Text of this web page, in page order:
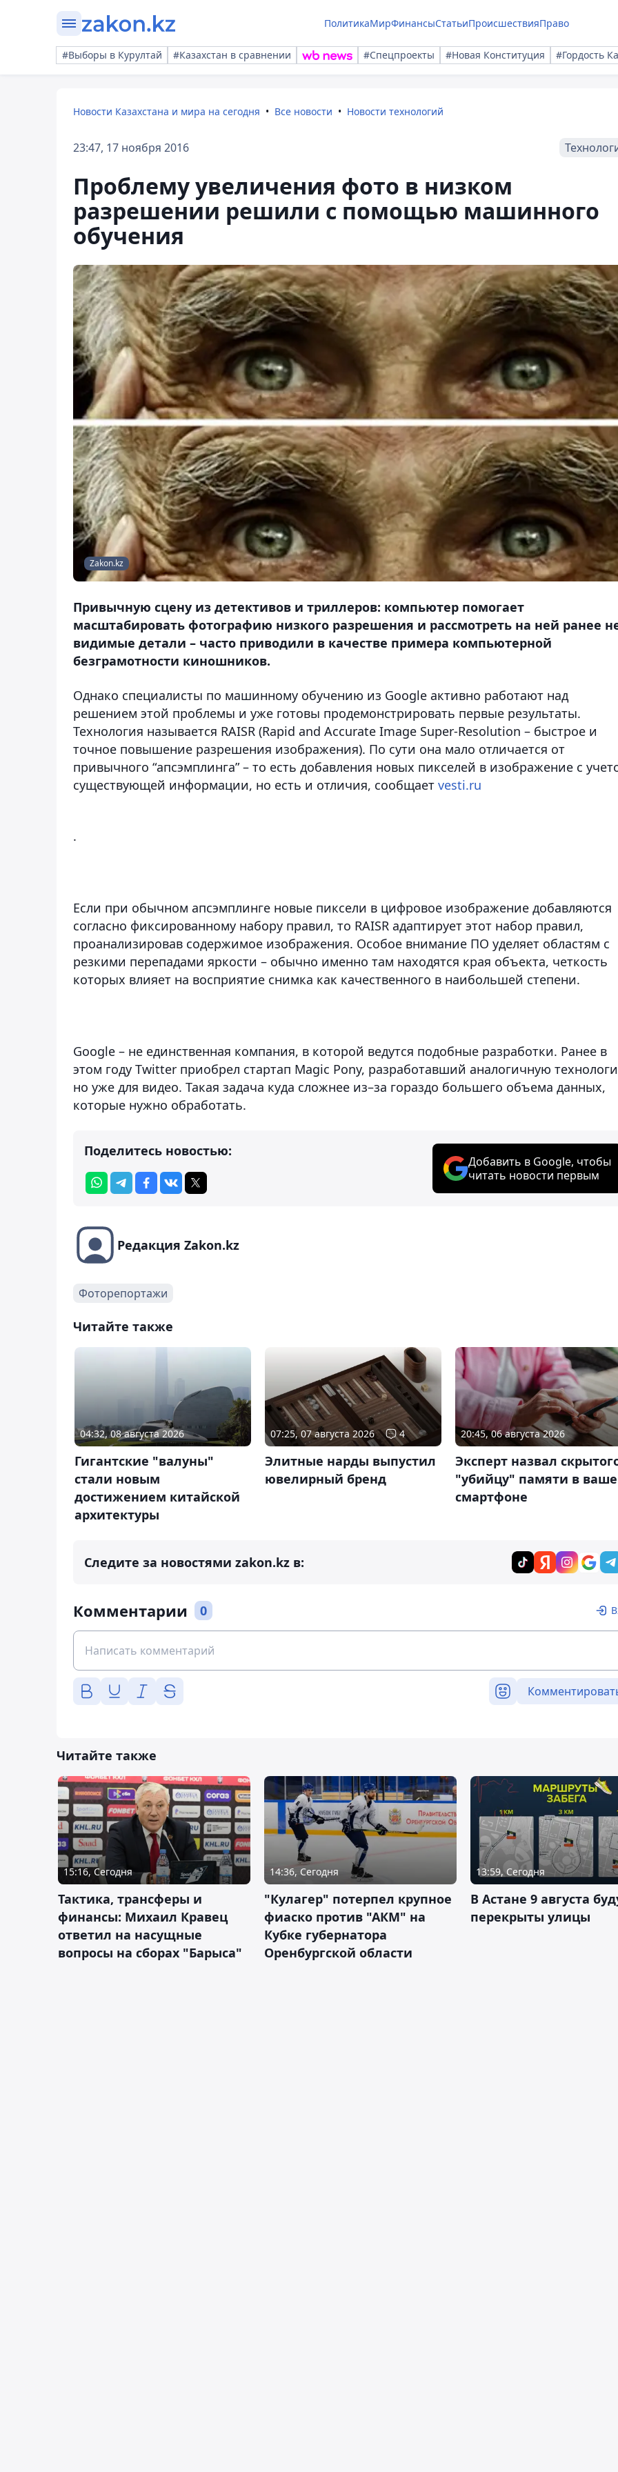
ПолитикаМирФинансыСтатьиПроисшествияПраво
#Выборы в Курултай #Казахстан в сравнении #Спецпроекты #Новая Конституция #Гордость
Новости Казахстана и мира на сегодня Все новости Новости технологий
23:47, 17 ноября 2016
Проблему увеличения фото в низком
разрешении решили с помощью машинного
обучения
Zakon.kz
Привычную сцену из детективов и триллеров: компьютер помогает
масштабировать фотографию низкого разрешения и рассмотреть на ней ранее
видимые детали – часто приводили в качестве примера компьютерной
безграмотности киношников.
Однако специалисты по машинному обучению из Google активно работают над
решением этой проблемы и уже готовы продемонстрировать первые результаты.
Технология называется RAISR (Rapid and Accurate Image Super-Resolution – быстрое и
точное повышение разрешения изображения). По сути она мало отличается от
привычного “апсэмплинга” – то есть добавления новых пикселей в изображение с
существующей информации, но есть и отличия, сообщает vesti.ru
.
Если при обычном апсэмплинге новые пиксели в цифровое изображение добавляются
согласно фиксированному набору правил, то RAISR адаптирует этот набор правил,
проанализировав содержимое изображения. Особое внимание ПО уделяет областям с
резкими перепадами яркости – обычно именно там находятся края объекта, четкость
которых влияет на восприятие снимка как качественного в наибольшей степени.
Google – не единственная компания, в которой ведутся подобные разработки. Ранее в
этом году Twitter приобрел стартап Magic Pony, разработавший аналогичную
но уже для видео. Такая задача куда сложнее из–за гораздо большего объема данных,
которые нужно обработать.
Поделитесь новостью:
Добавить в Google, чтобы
читать новости первым
Редакция Zakon.kz
Фоторепортажи
Читайте также
04:32, 08 августа 2026
Гигантские "валуны"
стали новым
достижением китайской
архитектуры
07:25, 07 августа 2026 4
Элитные нарды выпустил
ювелирный бренд
20:45, 06 августа 2026
Эксперт назвал
"убийцу" памяти в
смартфоне
Следите за новостями zakon.kz в:
Комментарии 0
Читайте также
15:16, Сегодня
Тактика, трансферы и
финансы: Михаил Кравец
ответил на насущные
вопросы на сборах "Барыса"
14:36, Сегодня
"Кулагер" потерпел крупное
фиаско против "АКМ" на
Кубке губернатора
Оренбургской области
13:59, Сегодня
В Астане 9 августа
перекрыты улицы